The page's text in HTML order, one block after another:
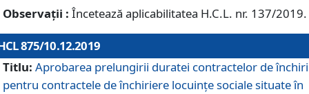
Observații : Încetează aplicabilitatea H.C.L. nr. 137/2019.
875/10.12.2019
Titlu: Aprobarea prelungirii duratei contractelor de
pentru contractele de închiriere locuinţe sociale situate în